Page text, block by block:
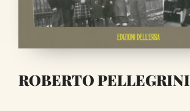
ROBERTO PELLEGRINI